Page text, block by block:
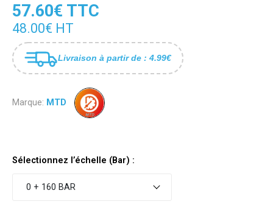
57.60€ TTC
48.00€ HT
Livraison à partir de : 4.99€
Marque: MTD
Sélectionnez l’échelle (Bar) :
0 + 160 BAR